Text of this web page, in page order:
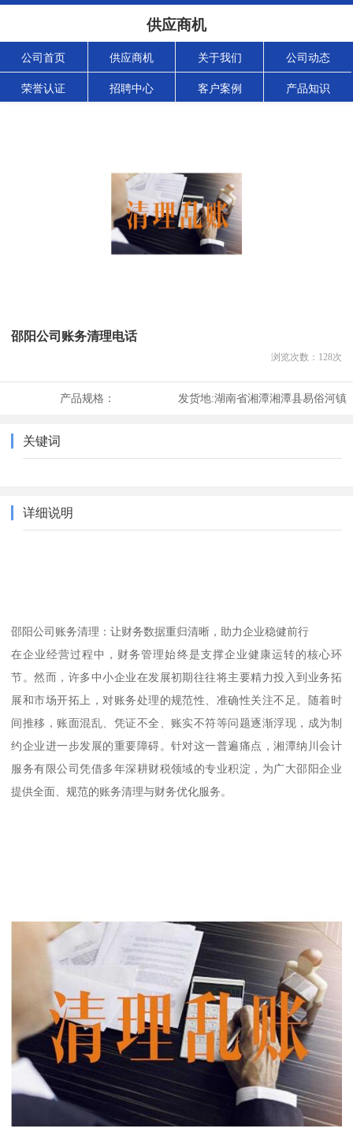
供应商机
公司首页 供应商机 关于我们 公司动态
荣誉认证 招聘中心 客户案例 产品知识
邵阳公司账务清理电话
浏览次数： 128次
产品规格： 发货地:湖南省湘潭湘潭县易俗河镇
关键词
详细说明
邵阳公司账务清理：让财务数据重归清晰，助力企业稳健前行
在企业经营过程中，财务管理始终是支撑企业健康运转的核心环
节。然而，许多中小企业在发展初期往往将主要精力投入到业务拓
展和市场开拓上，对账务处理的规范性、准确性关注不足。随着时
间推移，账面混乱、凭证不全、账实不符等问题逐渐浮现，成为制
约企业进一步发展的重要障碍。针对这一普遍痛点，湘潭纳川会计
服务有限公司凭借多年深耕财税领域的专业积淀，为广大邵阳企业
提供全面、规范的账务清理与财务优化服务。